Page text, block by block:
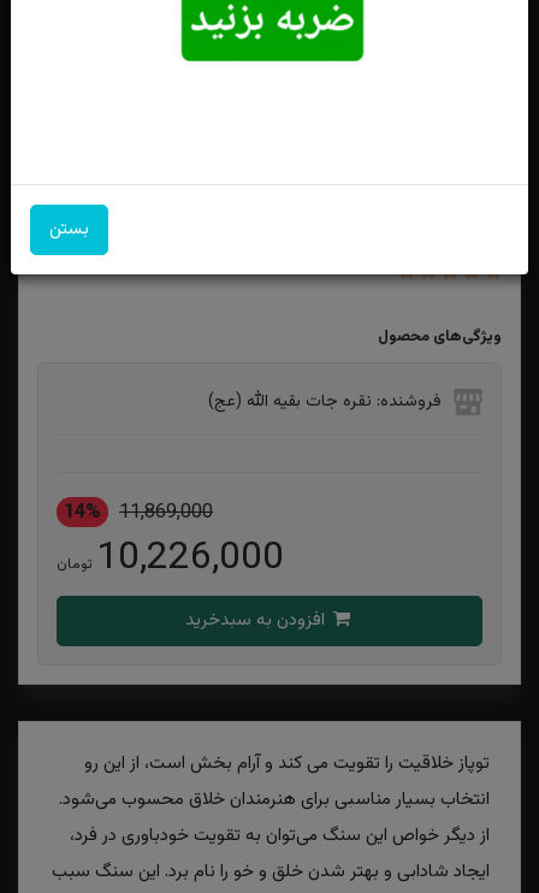
ویژگی‌های محصول
فروشنده: نقره جات بقیه الله (عج)
11,869,000
14%
10,226,000 تومان
توپاز خلاقیت را تقویت می کند و آرام بخش است، از این رو
انتخاب بسیار مناسبی برای هنرمندان خلاق محسوب می‌شود.
از دیگر خواص این سنگ می‌توان به تقویت خودباوری در فرد،
ایجاد شادابی و بهتر شدن خلق و خو را نام برد. این سنگ سبب
بستن